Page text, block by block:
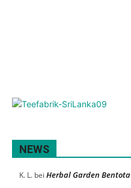
NEWS
K. L. bei Herbal Garden Bentota